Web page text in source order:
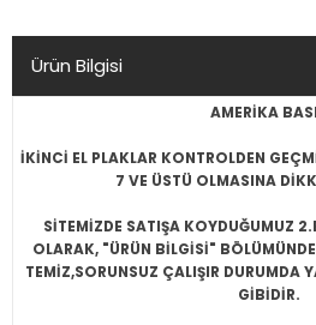
Ürün Bilgisi
AMERİKA
İKİNCİ EL PLAKLAR KONTROLDEN
7 VE ÜSTÜ OLMASINA
SİTEMİZDE SATIŞA KOYDUĞUMUZ
OLARAK, "ÜRÜN BİLGİSİ" BÖLÜMÜNDE
TEMİZ,SORUNSUZ ÇALIŞIR DURUMDA
GİBİDİR.